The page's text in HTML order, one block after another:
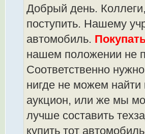
Добрый день.
поступить. Нашему
автомобиль.
нашем положении не
Соответственно
нигде не можем
аукцион, или же мы
лучше составить
купить тот